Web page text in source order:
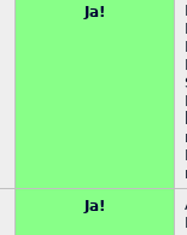
Ja!
Ja!